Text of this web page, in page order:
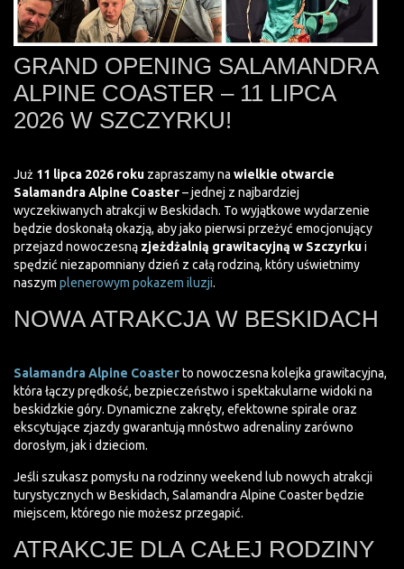
GRAND OPENING SALAMANDRA
ALPINE COASTER – 11 LIPCA
2026 W SZCZYRKU!
Już 11 lipca 2026 roku zapraszamy na wielkie otwarcie
Salamandra Alpine Coaster– jednej z najbardziej
wyczekiwanych atrakcji w Beskidach. To wyjątkowe wydarzenie
będzie doskonałą okazją, aby jako pierwsi przeżyć emocjonujący
przejazd nowoczesną zjeżdżalnią grawitacyjną w Szczyrkui
spędzić niezapomniany dzień z całą rodziną, który uświetnimy
naszym plenerowym pokazem iluzji.
NOWA ATRAKCJA W BESKIDACH
Salamandra Alpine Coasterto nowoczesna kolejka grawitacyjna,
która łączy prędkość, bezpieczeństwo i spektakularne widoki na
beskidzkie góry. Dynamiczne zakręty, efektowne spirale oraz
ekscytujące zjazdy gwarantują mnóstwo adrenaliny zarówno
dorosłym, jak i dzieciom.
Jeśli szukasz pomysłu na rodzinny weekend lub nowych atrakcji
turystycznych w Beskidach, Salamandra Alpine Coaster będzie
miejscem, którego nie możesz przegapić.
ATRAKCJE DLA CAŁEJ RODZINY